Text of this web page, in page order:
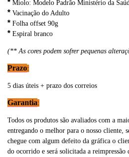
* Miolo: Modelo Padrão Ministério da
* Vacinação do Adulto
* Folha offset 90g
* Espiral branco
(** As cores podem sofrer pequenas
Prazo:
5 dias úteis + prazo dos correios
Garantia:
Todos os produtos são avaliados com a
entregando o melhor para o nosso cliente,
chegue com algum defeito da gráfica o
do ocorrido e será solicitada a